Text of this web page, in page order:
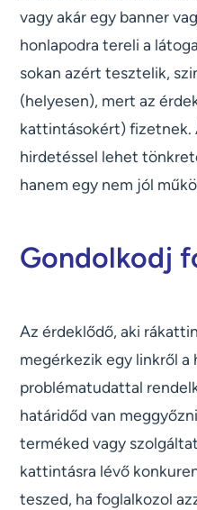
vagy akár egy banner
honlapodra tereli a
sokan azért tesztelik,
(helyesen), mert az
kattintásokért) fizetnek.
hirdetéssel lehet
hanem egy nem jól
Gondolkodj
Az érdeklődő, aki
megérkezik egy linkről a
problématudattal
határidőd van
terméked vagy
kattintásra lévő
teszed, ha foglalkozol